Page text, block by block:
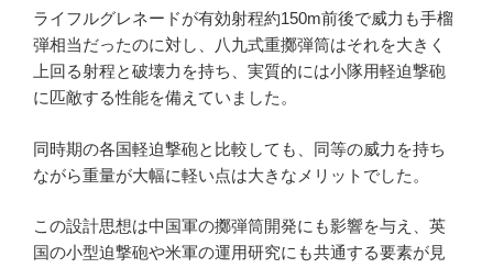
ライフルグレネードが有効射程約150m前後で威力も手榴
弾相当だったのに対し、八九式重擲弾筒はそれを大きく
上回る射程と破壊力を持ち、実質的には小隊用軽迫撃砲
に匹敵する性能を備えていました。
同時期の各国軽迫撃砲と比較しても、同等の威力を持ち
ながら重量が大幅に軽い点は大きなメリットでした。
この設計思想は中国軍の擲弾筒開発にも影響を与え、英
国の小型迫撃砲や米軍の運用研究にも共通する要素が見